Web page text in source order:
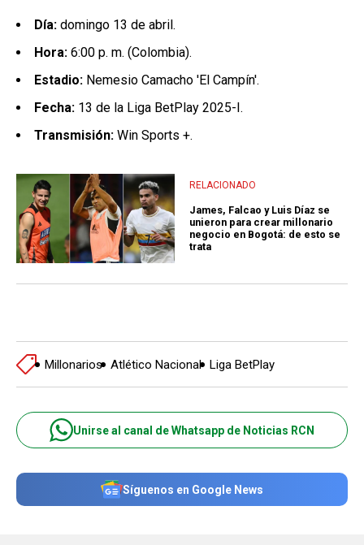
Día: domingo 13 de abril.
Hora: 6:00 p. m. (Colombia).
Estadio: Nemesio Camacho 'El Campín'.
Fecha: 13 de la Liga BetPlay 2025-I.
Transmisión: Win Sports +.
RELACIONADO
James, Falcao y Luis Díaz se
unieron para crear millonario
negocio en Bogotá: de esto se
trata
Millonarios Atlético Nacional Liga BetPlay
Unirse al canal de Whatsapp de Noticias RCN
Síguenos en Google News